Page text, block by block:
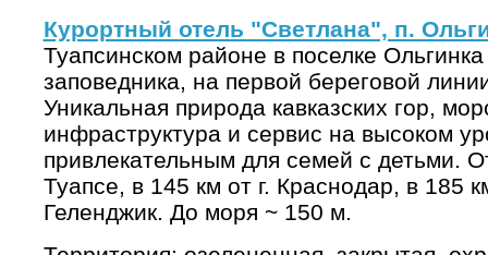
Курортный отель "Светлана", п.
Туапсинском районе в поселке
заповедника, на первой береговой
Уникальная природа кавказских гор,
инфраструктура и сервис на высоком
привлекательным для семей с детьми.
Туапсе, в 145 км от г. Краснодар, в 185
Геленджик. До моря ~ 150 м.